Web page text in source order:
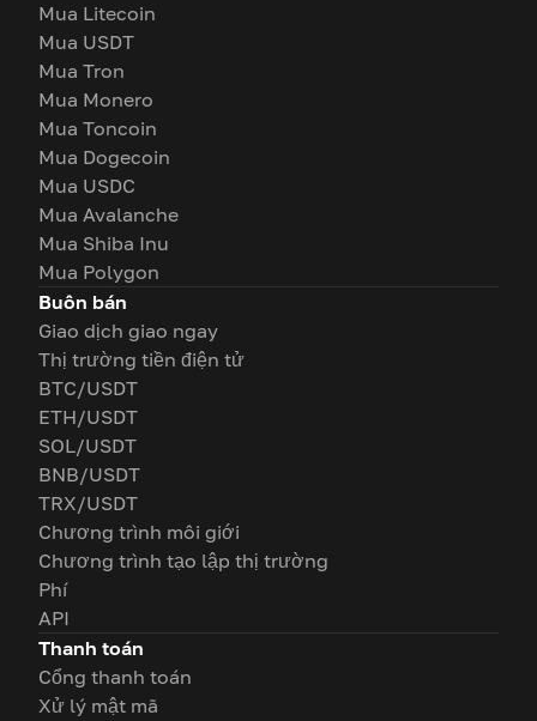
Mua Litecoin
Mua USDT
Mua Tron
Mua Monero
Mua Toncoin
Mua Dogecoin
Mua USDC
Mua Avalanche
Mua Shiba Inu
Mua Polygon
Buôn bán
Giao dịch giao ngay
Thị trường tiền điện tử
BTC/USDT
ETH/USDT
SOL/USDT
BNB/USDT
TRX/USDT
Chương trình môi giới
Chương trình tạo lập thị trường
Phí
API
Thanh toán
Cổng thanh toán
Xử lý mật mã